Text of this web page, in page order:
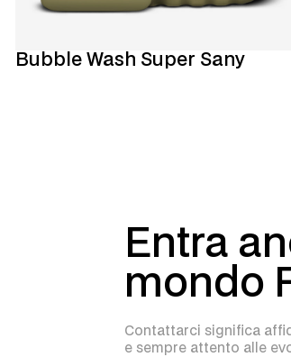
Bubble Wash Super Sany
Entra
mondo
Contattarci significa
e sempre attento alle